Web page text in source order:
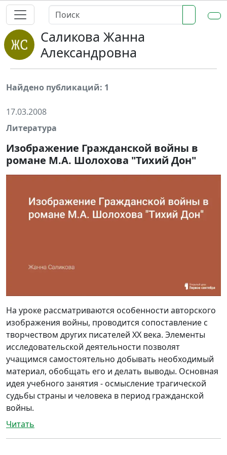
Саликова Жанна
Александровна
Найдено публикаций: 1
17.03.2008
Литература
Изображение Гражданской войны в
романе М.А. Шолохова "Тихий Дон"
На уроке рассматриваются особенности авторского
изображения войны, проводится сопоставление с
творчеством других писателей XX века. Элементы
исследовательской деятельности позволят
учащимся самостоятельно добывать необходимый
материал, обобщать его и делать выводы. Основная
идея учебного занятия - осмысление трагической
судьбы страны и человека в период гражданской
войны.
Читать